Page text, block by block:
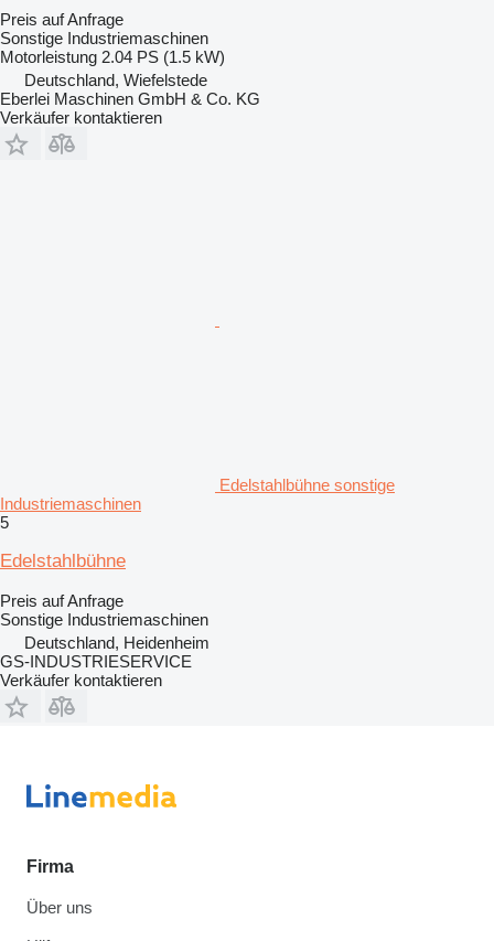
Preis auf Anfrage
Sonstige Industriemaschinen
Motorleistung 2.04 PS (1.5 kW)
Deutschland, Wiefelstede
Eberlei Maschinen GmbH & Co. KG
Verkäufer kontaktieren
Edelstahlbühne sonstige
Industriemaschinen
5
Edelstahlbühne
Preis auf Anfrage
Sonstige Industriemaschinen
Deutschland, Heidenheim
GS-INDUSTRIESERVICE
Verkäufer kontaktieren
Firma
Über uns